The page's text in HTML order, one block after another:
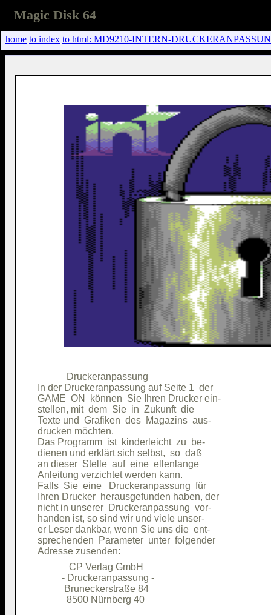
Magic Disk 64
home to index to html: MD9210-INTERN-
            Druckeranpassung
In der Druckeranpassung auf Seite 1  der
GAME  ON  können  Sie Ihren Drucker ein-
stellen, mit  dem  Sie  in  Zukunft  die
Texte und  Grafiken  des  Magazins  aus-
drucken möchten.
Das Programm  ist  kinderleicht  zu  be-
dienen und erklärt sich selbst,  so  daß
an dieser  Stelle  auf  eine  ellenlange
Anleitung verzichtet werden kann.
Falls  Sie  eine   Druckeranpassung  für
Ihren Drucker  herausgefunden haben, der
nicht in unserer  Druckeranpassung  vor-
handen ist, so sind wir und viele unser-
er Leser dankbar, wenn Sie uns die  ent-
sprechenden  Parameter  unter  folgender
             CP Verlag GmbH
          - Druckeranpassung -
           Bruneckerstraße 84